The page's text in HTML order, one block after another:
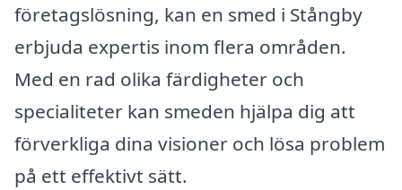
företagslösning, kan en smed i Stångby
erbjuda expertis inom flera områden.
Med en rad olika färdigheter och
specialiteter kan smeden hjälpa dig att
förverkliga dina visioner och lösa problem
på ett effektivt sätt.